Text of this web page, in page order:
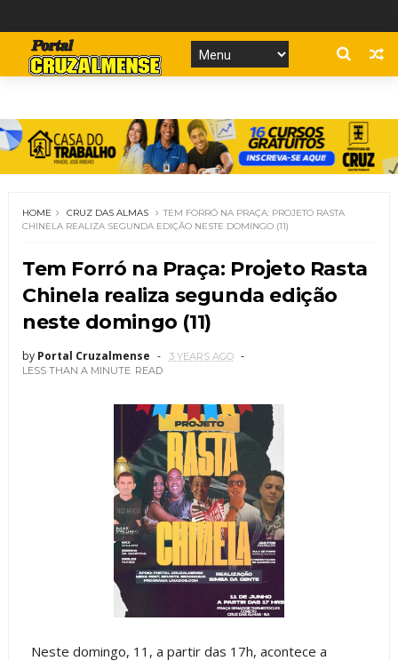
HOME CRUZ DAS ALMAS
TEM FORRÓ NA PRAÇA: PROJETO RASTA
CHINELA REALIZA SEGUNDA EDIÇÃO NESTE DOMINGO (11)
Tem Forró na Praça: Projeto Rasta
Chinela realiza segunda edição
neste domingo (11)
by Portal Cruzalmense
3 YEARS AGO
LESS THAN A MINUTE READ
Neste domingo, 11, a partir das 17h, acontece a